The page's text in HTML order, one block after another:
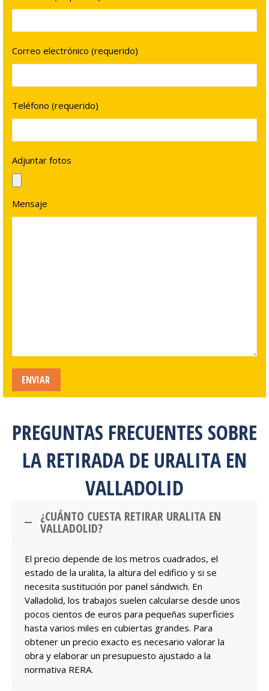
Correo electrónico (requerido)
Teléfono (requerido)
Adjuntar fotos
Mensaje
PREGUNTAS FRECUENTES SOBRE
LA RETIRADA DE URALITA EN
VALLADOLID
¿CUÁNTO CUESTA RETIRAR URALITA EN
VALLADOLID?
El precio depende de los metros cuadrados, el
estado de la uralita, la altura del edificio y si se
necesita sustitución por panel sándwich. En
Valladolid, los trabajos suelen calcularse desde unos
pocos cientos de euros para pequeñas superficies
hasta varios miles en cubiertas grandes. Para
obtener un precio exacto es necesario valorar la
obra y elaborar un presupuesto ajustado a la
normativa RERA.